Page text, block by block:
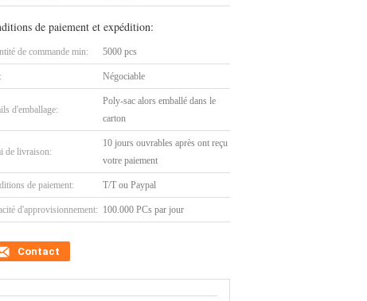
de paiement et expédition:
de commande min: 5000 pcs
Négociable
d'emballage:
Poly-sac alors emballé dans le
carton
de livraison:
10 jours ouvrables après ont reçu
votre paiement
de paiement: T/T ou Paypal
d'approvisionnement: 100.000 PCs par jour
Contact